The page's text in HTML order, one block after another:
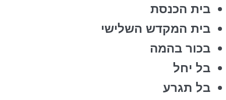
בית הכנסת
בית המקדש השלישי
בכור בהמה
בל יחל
בל תגרע